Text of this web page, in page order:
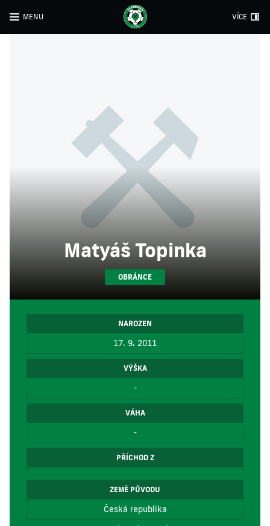
MENU VÍCE
Matyáš Topinka
OBRÁNCE
NAROZEN
17. 9. 2011
VÝŠKA
-
VÁHA
-
PŘÍCHOD Z
ZEMĚ PŮVODU
Česká republika